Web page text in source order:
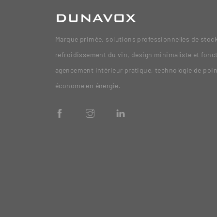
Marque primée, solutions professionnelles de
refroidissement du vin, design minimaliste et
agencement intérieur pratique, technologie de
économe en énergie.